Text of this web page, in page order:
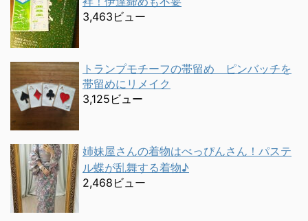
3,463ビュー
トランプモチーフの帯留め ピンバッチを
帯留めにリメイク
3,125ビュー
姉妹屋さんの着物はべっぴんさん！パステ
ル蝶が乱舞する着物♪
2,468ビュー